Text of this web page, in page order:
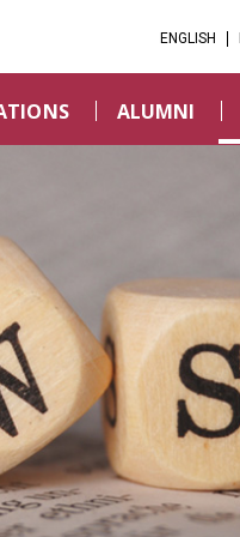
ENGLISH
ALUMNI